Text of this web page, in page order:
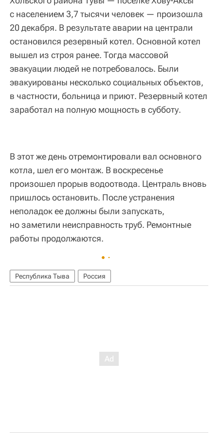
с населением 3,7 тысячи человек — произошла
20 декабря. В результате аварии на централи
остановился резервный котел. Основной котел
вышел из строя ранее. Тогда массовой
эвакуации людей не потребовалось. Были
эвакуированы несколько социальных объектов,
в частности, больница и приют. Резервный котел
заработал на полную мощность в субботу.
В этот же день отремонтировали вал основного
котла, шел его монтаж. В воскресенье
произошел прорыв водоотвода. Централь вновь
пришлось остановить. После устранения
неполадок ее должны были запускать,
но заметили неисправность труб. Ремонтные
работы продолжаются.
Республика Тыва Россия